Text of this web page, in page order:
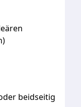
beidseitig